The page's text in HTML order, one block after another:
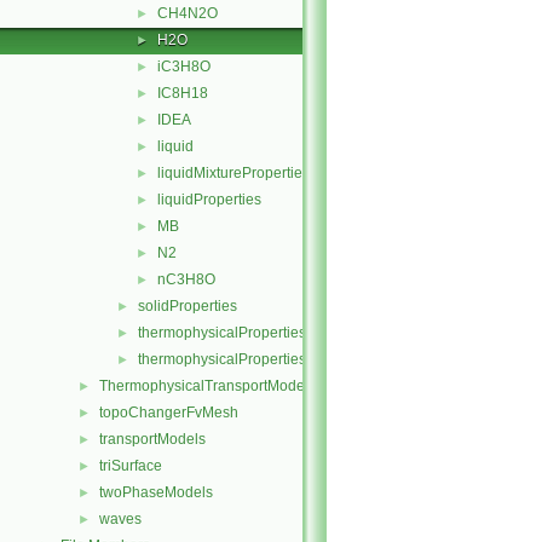
► CH4N2O
► H2O
► iC3H8O
► IC8H18
► IDEA
► liquid
► liquidMixtureProperties
► liquidProperties
► MB
► N2
► nC3H8O
► solidProperties
► thermophysicalProperties
► thermophysicalPropertiesSelector
► ThermophysicalTransportModels
► topoChangerFvMesh
► transportModels
► triSurface
► twoPhaseModels
► waves